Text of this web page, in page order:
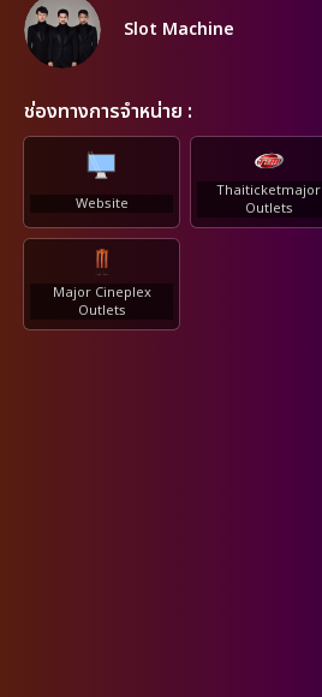
Slot Machine
ช่องทางการจำหน่าย :
Website
Thaiticketmajor
Outlets
Major Cineplex
Outlets